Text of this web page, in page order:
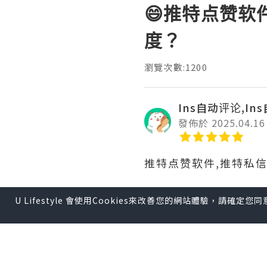
😄推特点赞软
度？
瀏覽次數:1200
Ins自动评论,Ins
發佈於 2025.04.16
推特点赞软件,推特私
为了通过推特提升品
U Lifestyle 會使用Cookies來改善您的網站體驗，請確定您同